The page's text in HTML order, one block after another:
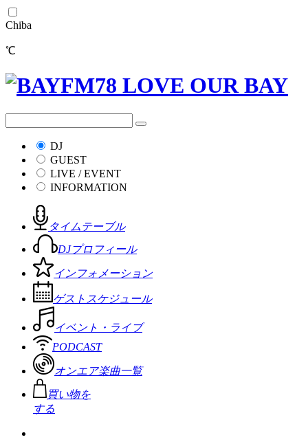
Chiba
℃
DJ
GUEST
LIVE / EVENT
INFORMATION
タイムテーブル
DJプロフィール
インフォメーション
ゲストスケジュール
イベント・ライブ
PODCAST
オンエア楽曲一覧
買い物を
する